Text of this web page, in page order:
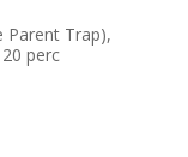
Parent Trap),
perc